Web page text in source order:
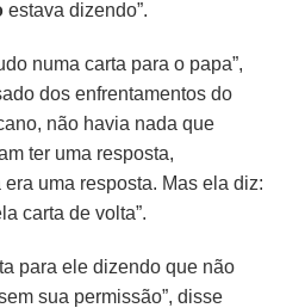
estava dizendo”.
numa carta para o papa”,
dos enfrentamentos do
não havia nada que
ter uma resposta,
uma resposta. Mas ela diz:
carta de volta”.
para ele dizendo que não
sua permissão”, disse